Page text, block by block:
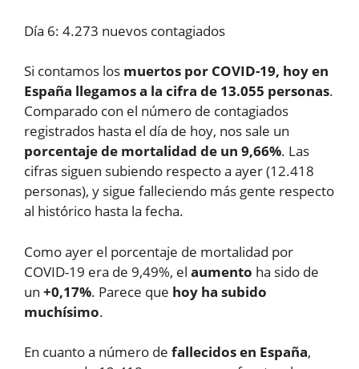
Día 6: 4.273 nuevos contagiados
Si contamos los muertos por COVID-19, hoy en
España llegamos a la cifra de 13.055 personas.
Comparado con el número de contagiados
registrados hasta el día de hoy, nos sale un
porcentaje de mortalidad de un 9,66%. Las
cifras siguen subiendo respecto a ayer (12.418
personas), y sigue falleciendo más gente respecto
al histórico hasta la fecha.
Como ayer el porcentaje de mortalidad por
COVID-19 era de 9,49%, el aumento ha sido de
un +0,17%. Parece que hoy ha subido
muchísimo.
En cuanto a número de fallecidos en España,